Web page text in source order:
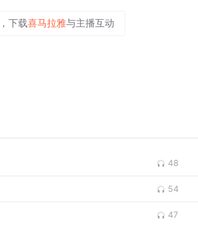
下载喜马拉雅与主播互动
48
54
47